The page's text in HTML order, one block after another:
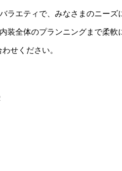
ラエティで、みなさまのニーズ
装全体のプランニングまで柔軟
せください。